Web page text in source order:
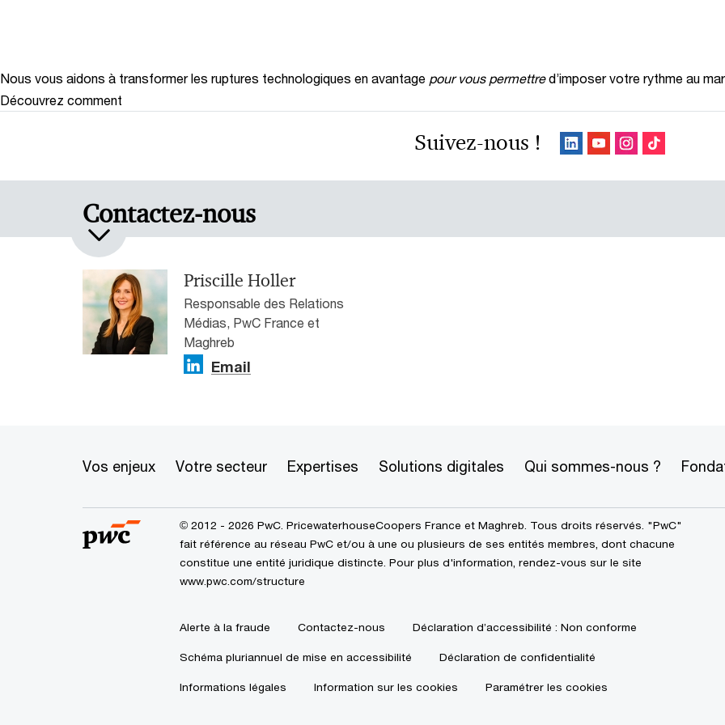
Nous vous aidons à transformer les ruptures technologiques en avantage pour vous permettre d’imposer votre rythme au
Découvrez comment
Suivez-nous !
Contactez-nous
Priscille Holler
Responsable des Relations
Médias, PwC France et
Maghreb
Email
Vos enjeux Votre secteur Expertises Solutions digitales Qui sommes-nous ?
© 2012 - 2026 PwC. PricewaterhouseCoopers France et Maghreb. Tous droits réservés. "PwC"
fait référence au réseau PwC et/ou à une ou plusieurs de ses entités membres, dont chacune
constitue une entité juridique distincte. Pour plus d'information, rendez-vous sur le site
www.pwc.com/structure
Alerte à la fraude Contactez-nous Déclaration d’accessibilité : Non conforme
Schéma pluriannuel de mise en accessibilité Déclaration de confidentialité
Informations légales Information sur les cookies Paramétrer les cookies